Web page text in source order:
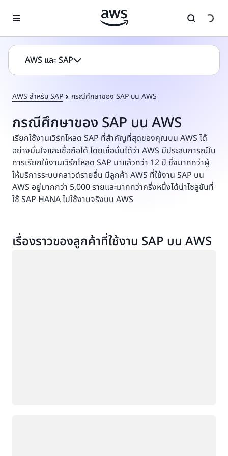
AWS และ SAP
AWS สำหรับ SAP กรณีศึกษาของ SAP บน AWS
กรณีศึกษาของ SAP บน AWS
เรียกใช้งานเวิร์กโหลด SAP ที่สำคัญที่สุดของคุณบน AWS ได้
อย่างมั่นใจและเชื่อถือได้ โดยเชื่อมั่นได้ว่า AWS มีประสบการณ์ใน
การเรียกใช้งานเวิร์กโหลด SAP มาแล้วกว่า 12 ปี ซึ่งมากกว่าผู้
ให้บริการระบบคลาวด์รายอื่น มีลูกค้า AWS ที่ใช้งาน SAP บน
AWS อยู่มากกว่า 5,000 รายและมากกว่าครึ่งหนึ่งได้นำโซลูชันที่
ใช้ SAP HANA ไปใช้งานจริงบน AWS
เรื่องราวของลูกค้าที่ใช้งาน SAP บน AWS